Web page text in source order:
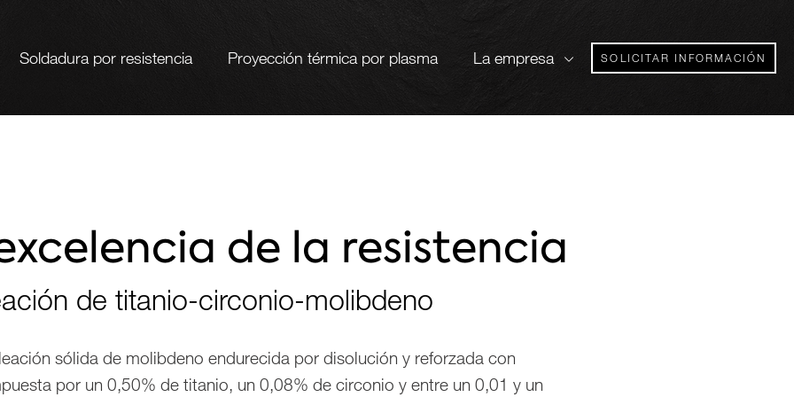
de tungsteno
Ingeniería mecánica
Industria del automóvil
Tecnología médica
Protección contra la radiación
competición automovilística
Soldadura por resistencia Proyección térmica por plasma La empresa SOLICITAR INFORMACIÓN
de la resistencia
de titanio-circonio-molibdeno
sólida de molibdeno endurecida por disolución y reforzada con
por un 0,50% de titanio, un 0,08% de circonio y entre un 0,01 y un